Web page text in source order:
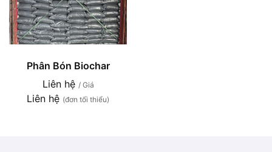
Phân Bón Biochar
Liên hệ / Giá
Liên hệ (đơn tối thiểu)